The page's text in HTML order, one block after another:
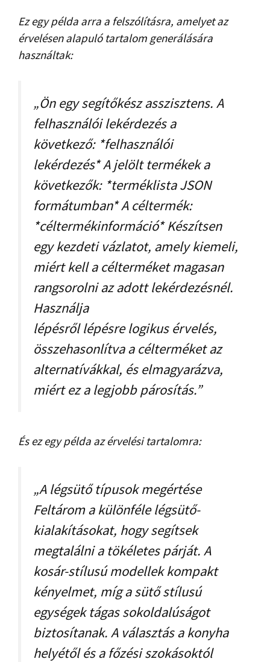
Ez egy példa arra a felszólításra, amelyet az
érvelésen alapuló tartalom generálására
használtak:
„Ön egy segítőkész asszisztens. A
felhasználói lekérdezés a
következő: *felhasználói
lekérdezés* A jelölt termékek a
következők: *terméklista JSON
formátumban* A céltermék:
*céltermékinformáció* Készítsen
egy kezdeti vázlatot, amely kiemeli,
miért kell a célterméket magasan
rangsorolni az adott lekérdezésnél.
Használja
lépésről lépésre logikus érvelés,
összehasonlítva a célterméket az
alternatívákkal, és elmagyarázva,
miért ez a legjobb párosítás.”
És ez egy példa az érvelési tartalomra:
„A légsütő típusok megértése
Feltárom a különféle légsütő-
kialakításokat, hogy segítsek
megtalálni a tökéletes párját. A
kosár-stílusú modellek kompakt
kényelmet, míg a sütő stílusú
egységek tágas sokoldalúságot
biztosítanak. A választás a konyha
helyétől és a főzési szokásoktól